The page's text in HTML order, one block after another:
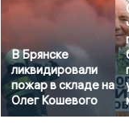
В Брянске
ликвидировали
пожар в складе на
Олег Кошевого